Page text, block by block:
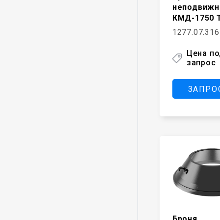
КМД-1750
Цена
запрос